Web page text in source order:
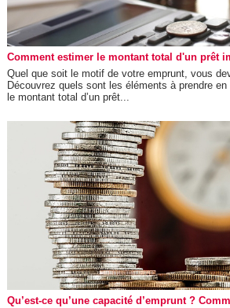
Comment estimer le montant total d'un prêt
Quel que soit le motif de votre emprunt, vous
Découvrez quels sont les éléments à prendre
le montant total d’un prêt...
Qu’est-ce qu’une capacité d’emprunt ?